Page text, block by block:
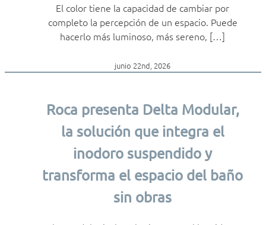
El color tiene la capacidad de cambiar por
completo la percepción de un espacio. Puede
hacerlo más luminoso, más sereno, […]
junio 22nd, 2026
Roca presenta Delta Modular,
la solución que integra el
inodoro suspendido y
transforma el espacio del baño
sin obras